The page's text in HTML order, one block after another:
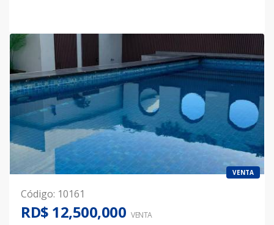
VENTA
Código: 10161
RD$ 12,500,000 VENTA